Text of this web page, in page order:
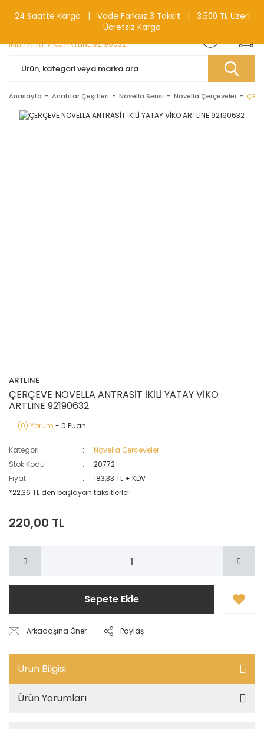
0(212) 240 87 88
Anasayfa Anahtar Çeşitleri Novella Serisi Novella Çerçeveler
ARTLINE
ÇERÇEVE NOVELLA ANTRASİT İKİLİ YATAY VİKO
ARTLINE 92190632
(0) Yorum - 0 Puan
Kategori
Novella Çerçeveler
Stok Kodu
20772
Fiyat
183,33 TL + KDV
*22,36 TL den başlayan taksitlerle!!
220,00 TL
Sepete Ekle
Arkadaşına Öner Paylaş
Ürün Bilgisi
Ürün Yorumları
24 Saatte Kargo | Vade Farksız 3 Taksit | 3.500 TL Üzeri
Ücretsiz Kargo